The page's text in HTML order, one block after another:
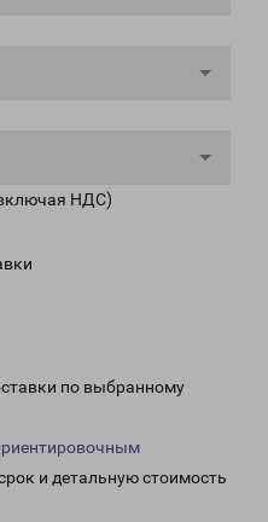
НДС)
по выбранному
и детальную стоимость